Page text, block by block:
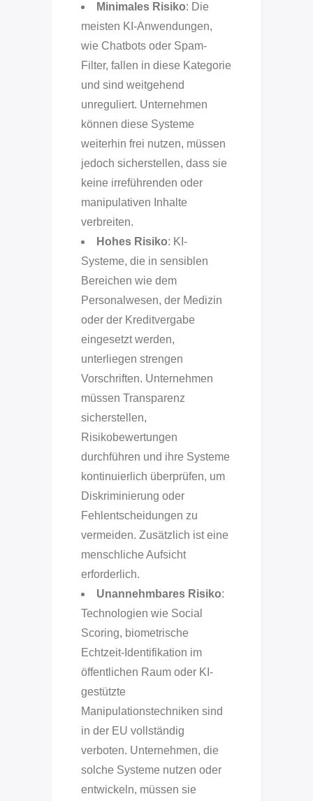
Minimales Risiko: Die
meisten KI-Anwendungen,
wie Chatbots oder Spam-
Filter, fallen in diese Kategorie
und sind weitgehend
unreguliert. Unternehmen
können diese Systeme
weiterhin frei nutzen, müssen
jedoch sicherstellen, dass sie
keine irreführenden oder
manipulativen Inhalte
verbreiten.
Hohes Risiko: KI-
Systeme, die in sensiblen
Bereichen wie dem
Personalwesen, der Medizin
oder der Kreditvergabe
eingesetzt werden,
unterliegen strengen
Vorschriften. Unternehmen
müssen Transparenz
sicherstellen,
Risikobewertungen
durchführen und ihre Systeme
kontinuierlich überprüfen, um
Diskriminierung oder
Fehlentscheidungen zu
vermeiden. Zusätzlich ist eine
menschliche Aufsicht
erforderlich.
Unannehmbares Risiko:
Technologien wie Social
Scoring, biometrische
Echtzeit-Identifikation im
öffentlichen Raum oder KI-
gestützte
Manipulationstechniken sind
in der EU vollständig
verboten. Unternehmen, die
solche Systeme nutzen oder
entwickeln, müssen sie